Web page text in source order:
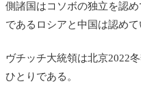
側諸国はコソボの独立を認
であるロシアと中国は認めて
ヴチッチ大統領は北京2022
ひとりである。